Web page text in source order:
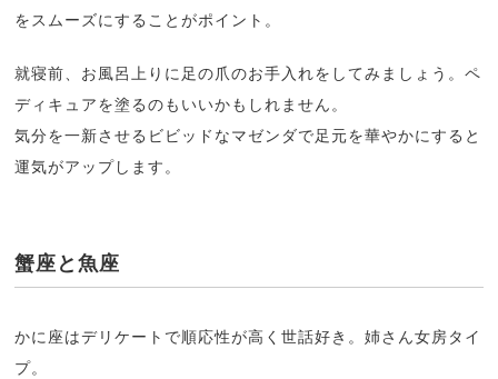
をスムーズにすることがポイント。
就寝前、お風呂上りに足の爪のお手入れをしてみましょう。ペ
ディキュアを塗るのもいいかもしれません。
気分を一新させるビビッドなマゼンダで足元を華やかにすると
運気がアップします。
蟹座と魚座
かに座はデリケートで順応性が高く世話好き。姉さん女房タイ
プ。